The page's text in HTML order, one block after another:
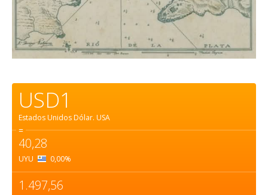
USD1
Estados Unidos Dólar. USA
=
40,28
UYU 0,00%
1.497,56